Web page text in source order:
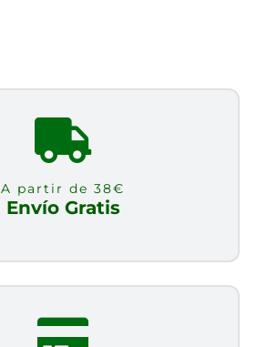
A partir de 38€
Envío Gratis